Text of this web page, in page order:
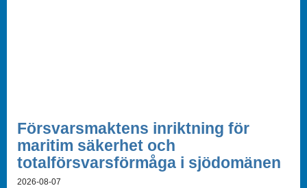
Försvarsmaktens inriktning för
maritim säkerhet och
totalförsvarsförmåga i sjödomänen
2026-08-07